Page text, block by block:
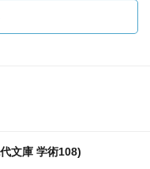
文庫 学術108)